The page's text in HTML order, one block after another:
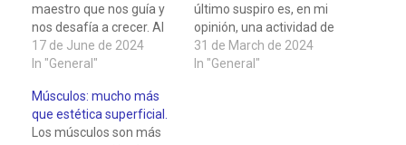
maestro que nos guía y
nos desafía a crecer. Al
final, es esta danza
constante entre la
incertidumbre lo que da
forma y significado a
nuestras vidas. Aceptar
17 de June de 2024
In "General"
último suspiro es, en mi
opinión, una actividad de
riesgo. Desde la infancia,
cuando nos
31 de March de 2024
In "General"
Músculos: mucho más
que estética superficial.
Los músculos son más